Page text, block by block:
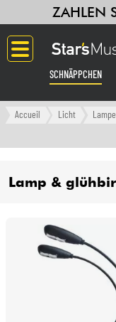
ZAHLEN
SCHNÄPPCHEN
Langue
Verstärker &
Synths &
Accueil Licht
Lamp &